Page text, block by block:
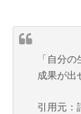
「自分
成果が出
引用元：